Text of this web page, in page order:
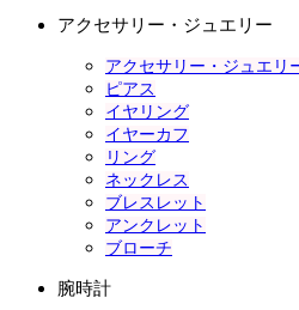
アクセサリー・ジュエリー
アクセサリー・ジュエリ
ピアス
イヤリング
イヤーカフ
リング
ネックレス
ブレスレット
アンクレット
ブローチ
腕時計